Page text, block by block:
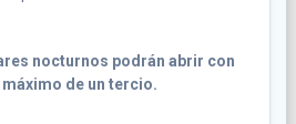
nocturnos podrán abrir con
de un tercio.